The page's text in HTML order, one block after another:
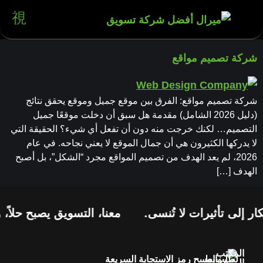
شركة تصميم مواقع
شركة تصميم مواقع: الفرق بين موقع جميل وموقع يحقق نتائج
(دليل 2026 الشامل) مقدمة هل سبق أن دخلت موقعًا جميل
التصميم… لكنك خرجت منه دون أن تفعل أي شيء؟ الحقيقة التي
لا يدركها الكثيرون هي أن جمال الموقع لا يعني نجاحه. في عام
2026، لم يعد الهدف من تصميم المواقع مجرد “الشكل”، بل أصبح
الهدف […]
معنا، التسويق يصبح إلى تأثيرات لا تُنسى.
المكتب
لطلبروابطامسح رمز الاستجابة السريعة